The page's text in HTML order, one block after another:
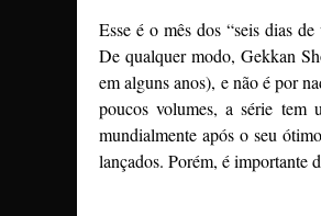
Esse é o mês dos “seis dias
De qualquer modo, Gekkan
em alguns anos), e não é por
poucos volumes, a série tem
mundialmente após o seu
lançados. Porém, é importante